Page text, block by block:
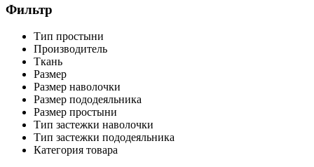
Фильтр
Тип простыни
Производитель
Ткань
Размер
Размер наволочки
Размер пододеяльника
Размер простыни
Тип застежки наволочки
Тип застежки пододеяльника
Категория товара